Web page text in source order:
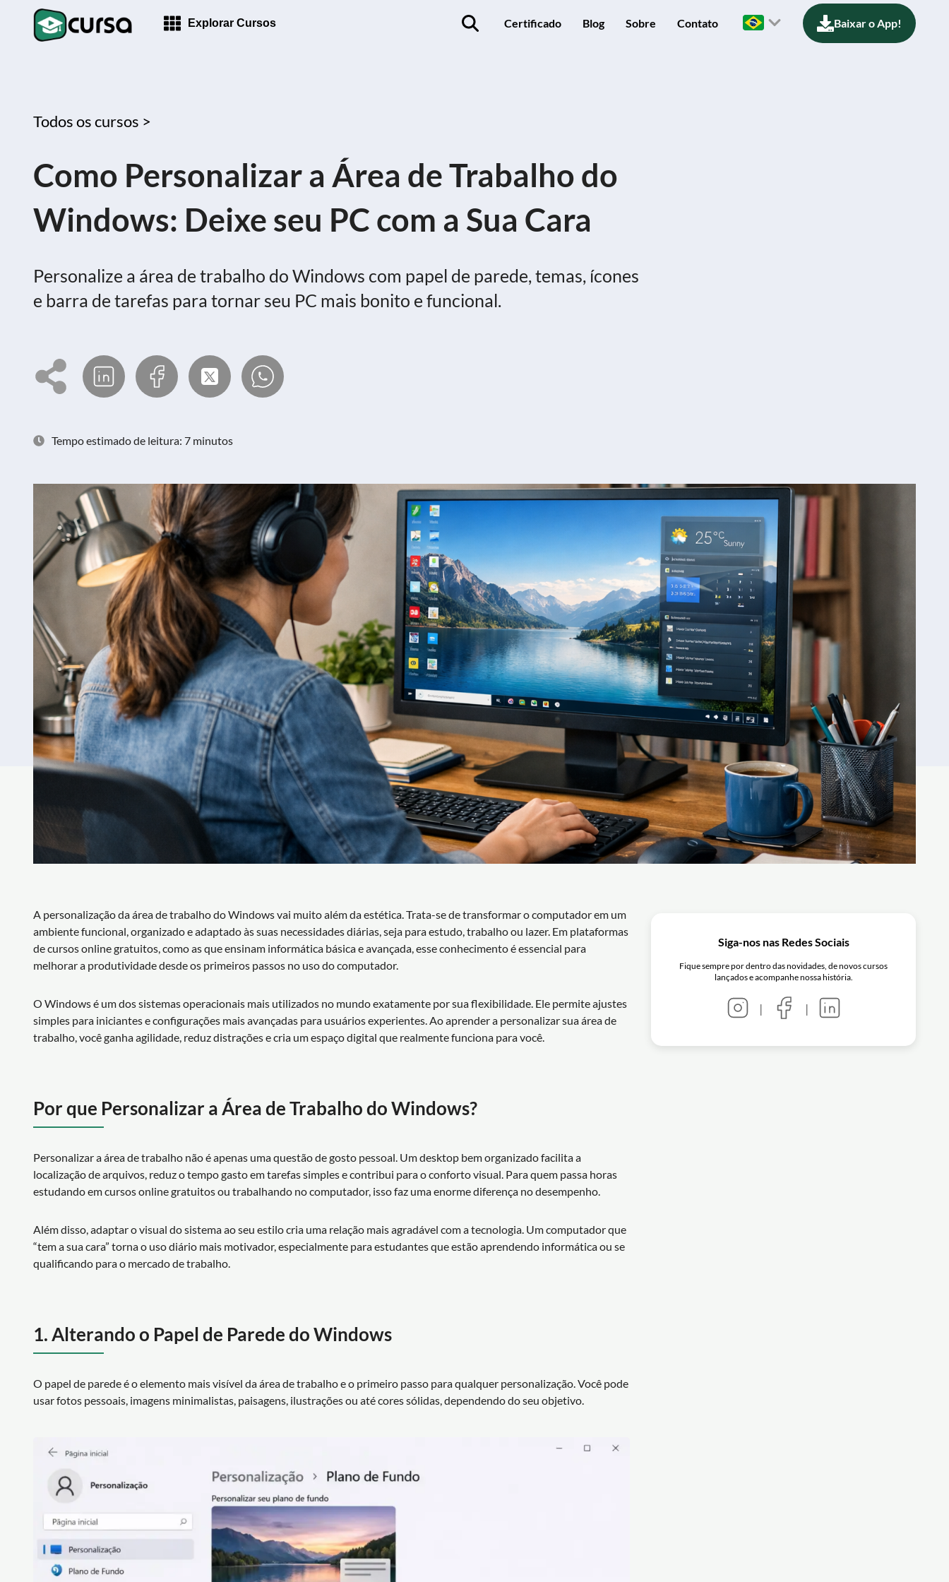
Explorar Cursos Certificado Blog Sobre Contato Baixar o App!
Todos os cursos >
Como Personalizar a Área de Trabalho do
Windows: Deixe seu PC com a Sua Cara
Personalize a área de trabalho do Windows com papel de parede, temas, ícones
e barra de tarefas para tornar seu PC mais bonito e funcional.
Tempo estimado de leitura: 7 minutos
A personalização da área de trabalho do Windows vai muito além da estética. Trata-se de transformar o computador em um
ambiente funcional, organizado e adaptado às suas necessidades diárias, seja para estudo, trabalho ou lazer. Em plataformas
de cursos online gratuitos, como as que ensinam informática básica e avançada, esse conhecimento é essencial para
melhorar a produtividade desde os primeiros passos no uso do computador.
O Windows é um dos sistemas operacionais mais utilizados no mundo exatamente por sua flexibilidade. Ele permite ajustes
simples para iniciantes e configurações mais avançadas para usuários experientes. Ao aprender a personalizar sua área de
trabalho, você ganha agilidade, reduz distrações e cria um espaço digital que realmente funciona para você.
Por que Personalizar a Área de Trabalho do Windows?
Personalizar a área de trabalho não é apenas uma questão de gosto pessoal. Um desktop bem organizado facilita a
localização de arquivos, reduz o tempo gasto em tarefas simples e contribui para o conforto visual. Para quem passa horas
estudando em cursos online gratuitos ou trabalhando no computador, isso faz uma enorme diferença no desempenho.
Além disso, adaptar o visual do sistema ao seu estilo cria uma relação mais agradável com a tecnologia. Um computador que
“tem a sua cara” torna o uso diário mais motivador, especialmente para estudantes que estão aprendendo informática ou se
qualificando para o mercado de trabalho.
1. Alterando o Papel de Parede do Windows
O papel de parede é o elemento mais visível da área de trabalho e o primeiro passo para qualquer personalização. Você pode
usar fotos pessoais, imagens minimalistas, paisagens, ilustrações ou até cores sólidas, dependendo do seu objetivo.
Siga-nos nas Redes Sociais
Fique sempre por dentro das novidades, de novos cursos
lançados e acompanhe nossa história.
| |